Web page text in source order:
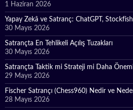
1 Haziran 2026
Yapay Zekâ ve Satranç: ChatGPT,
30 Mayıs 2026
Satrançta En Tehlikeli Açılış Tuzakları
30 Mayıs 2026
Satrançta Taktik mi Strateji mi Daha
29 Mayıs 2026
Fischer Satrançı (Chess960) Nedir ve
28 Mayıs 2026